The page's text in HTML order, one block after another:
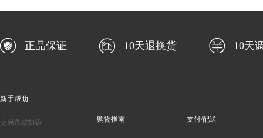
正品保证 10天退换货 10天
新手帮助
交易条款协议 购物指南 支付/配送